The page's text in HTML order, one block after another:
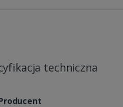
techniczna